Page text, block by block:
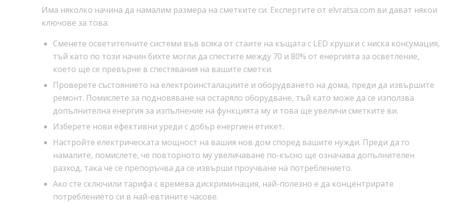
Има няколко начина да намалим размера на сметките си. Експертите от elvratsa.com ви дават някои
ключове за това:
Сменете осветителните системи във всяка от стаите на къщата с LED крушки с ниска консумация,
тъй като по този начин бихте могли да спестите между 70 и 80% от енергията за осветление,
което ще се превърне в спестявания на вашите сметки.
Проверете състоянието на електроинсталациите и оборудването на дома, преди да извършите
ремонт. Помислете за подновяване на остаряло оборудване, тъй като може да се използва
допълнителна енергия за изпълнение на функцията му и това ще увеличи сметките ви.
Изберете нови ефективни уреди с добър енергиен етикет.
Настройте електрическата мощност на вашия нов дом според вашите нужди. Преди да го
намалите, помислете, че повторното му увеличаване по-късно ще означава допълнителен
разход, така че се препоръчва да се извърши проучване на потреблението.
Ако сте сключили тарифа с времева дискриминация, най-полезно е да концентрирате
потреблението си в най-евтините часове.